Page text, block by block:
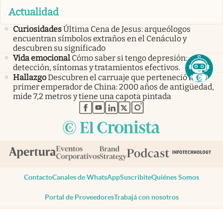
Actualidad
CuriosidadesÚltima Cena de Jesus: arqueólogos
encuentran símbolos extraños en el Cenáculo y
descubren su significado
Vida emocional Cómo saber si tengo depresión:
detección, síntomas y tratamientos efectivos.
HallazgoDescubren el carruaje que perteneció al
primer emperador de China: 2000 años de antigüedad,
mide 7,2 metros y tiene una capota pintada
abre en nueva pestaña
abre en nueva pestaña
abre en nueva pestaña
abre en nueva pestaña
abre en nueva pestaña
ContactoCanales de WhatsAppSuscribiteQuiénes Somos
Portal de ProveedoresTrabajá con nosotros